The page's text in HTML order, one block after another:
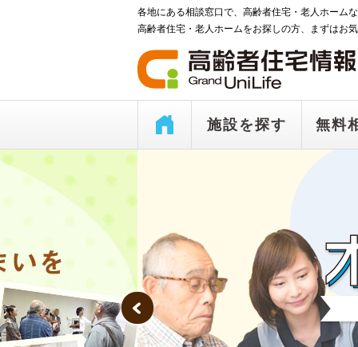
各地にある相談窓口で、高齢者住宅・老人ホーム
高齢者住宅・老人ホームをお探しの方、まずはお
施設を探す 無料
Prev